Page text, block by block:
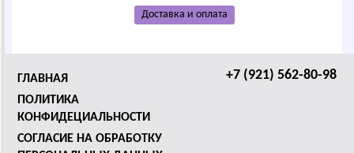
Доставка и оплата
+7 (921) 562-80-98
ГЛАВНАЯ
ПОЛИТИКА
КОНФИДЕЦИАЛЬНОСТИ
СОГЛАСИЕ НА ОБРАБОТКУ